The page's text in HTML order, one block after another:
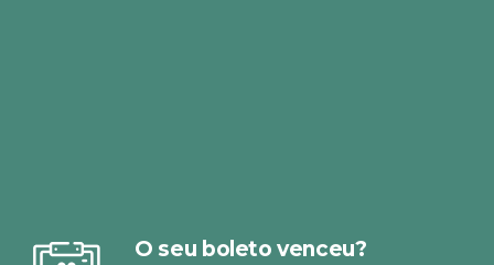
O seu boleto venceu?